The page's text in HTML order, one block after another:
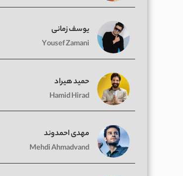
یوسف زمانی
Yousef Zamani
حمید هیراد
Hamid Hirad
مهدی احمدوند
Mehdi Ahmadvand